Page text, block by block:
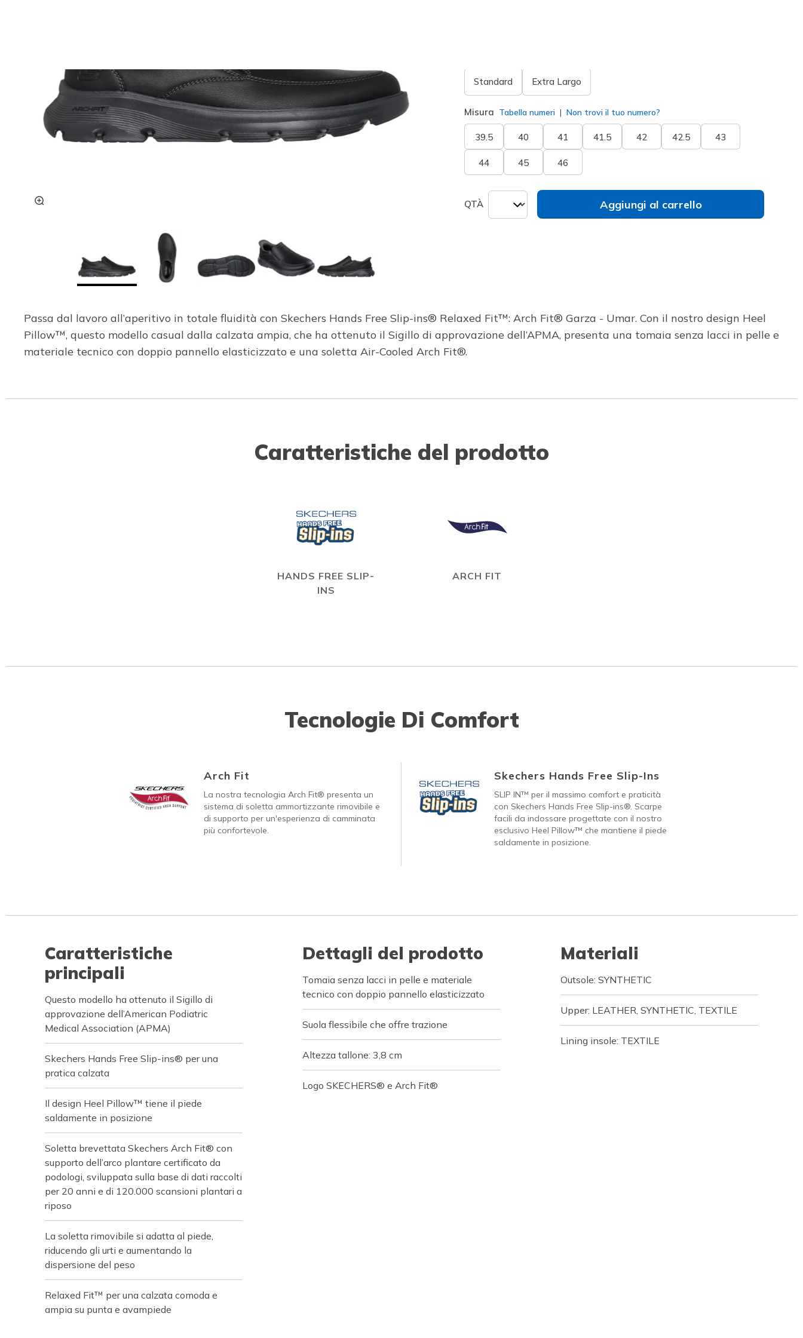
Standard Extra Largo
Misura Tabella numeri Non trovi il tuo numero?
39.5 40 41 41.5 42 42.5 43
44 45 46
QTÀ Aggiungi al carrello
Passa dal lavoro all’aperitivo in totale fluidità con Skechers Hands Free Slip-ins® Relaxed Fit™: Arch Fit® Garza - Umar. Con il nostro design Heel
Pillow™, questo modello casual dalla calzata ampia, che ha ottenuto il Sigillo di approvazione dell’APMA, presenta una tomaia senza lacci in pelle e
materiale tecnico con doppio pannello elasticizzato e una soletta Air-Cooled Arch Fit®.
Caratteristiche del prodotto
HANDS FREE SLIP-
INS
ARCH FIT
Tecnologie Di Comfort
Arch Fit
La nostra tecnologia Arch Fit® presenta un
sistema di soletta ammortizzante rimovibile e
di supporto per un'esperienza di camminata
più confortevole.
Skechers Hands Free Slip-Ins
SLIP IN™ per il massimo comfort e praticità
con Skechers Hands Free Slip-ins®. Scarpe
facili da indossare progettate con il nostro
esclusivo Heel Pillow™ che mantiene il piede
saldamente in posizione.
Caratteristiche
principali
Questo modello ha ottenuto il Sigillo di
approvazione dell’American Podiatric
Medical Association (APMA)
Skechers Hands Free Slip-ins® per una
pratica calzata
Il design Heel Pillow™ tiene il piede
saldamente in posizione
Soletta brevettata Skechers Arch Fit® con
supporto dell’arco plantare certificato da
podologi, sviluppata sulla base di dati raccolti
per 20 anni e di 120.000 scansioni plantari a
riposo
La soletta rimovibile si adatta al piede,
riducendo gli urti e aumentando la
dispersione del peso
Relaxed Fit™ per una calzata comoda e
ampia su punta e avampiede
Dettagli del prodotto
Tomaia senza lacci in pelle e materiale
tecnico con doppio pannello elasticizzato
Suola flessibile che offre trazione
Altezza tallone: 3,8 cm
Logo SKECHERS® e Arch Fit®
Materiali
Outsole: SYNTHETIC
Upper: LEATHER, SYNTHETIC, TEXTILE
Lining insole: TEXTILE